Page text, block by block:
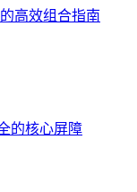
高效组合指南
的核心屏障